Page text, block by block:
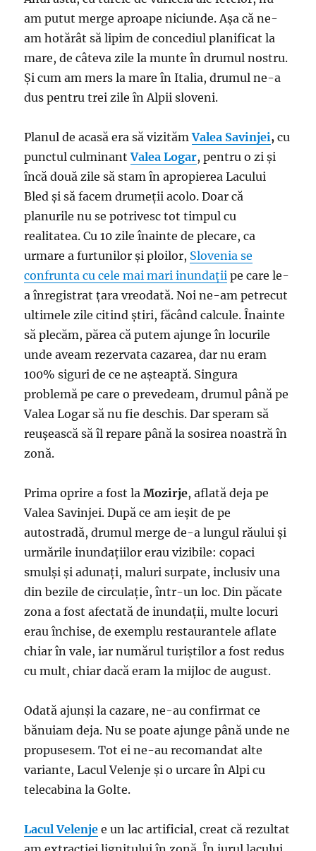
am putut merge aproape niciunde. Așa că ne-
am hotărât să lipim de concediul planificat la
mare, de câteva zile la munte în drumul nostru.
Și cum am mers la mare în Italia, drumul ne-a
dus pentru trei zile în Alpii sloveni.
Planul de acasă era să vizitămValea Savinjei, cu
punctul culminantValea Logar, pentru o zi și
încă două zile să stam în apropierea Lacului
Bled și să facem drumeții acolo. Doar că
planurile nu se potrivesc tot timpul cu
realitatea. Cu 10 zile înainte de plecare, ca
urmare a furtunilor și ploilor, Slovenia se
confrunta cu cele mai mari inundații pe care le-
a înregistrat țara vreodată. Noi ne-am petrecut
ultimele zile citind știri, făcând calcule. Înainte
să plecăm, părea că putem ajunge în locurile
unde aveam rezervata cazarea, dar nu eram
100% siguri de ce ne așteaptă. Singura
problemă pe care o prevedeam, drumul până pe
Valea Logar să nu fie deschis. Dar speram să
reușească să îl repare până la sosirea noastră în
zonă.
Prima oprire a fost laMozirje, aflată deja pe
Valea Savinjei. După ce am ieșit de pe
autostradă, drumul merge de-a lungul răului și
urmările inundațiilor erau vizibile: copaci
smulși și adunați, maluri surpate, inclusiv una
din bezile de circulație, într-un loc. Din păcate
zona a fost afectată de inundații, multe locuri
erau închise, de exemplu restaurantele aflate
chiar în vale, iar numărul turiștilor a fost redus
cu mult, chiar dacă eram la mijloc de august.
Odată ajunși la cazare, ne-au confirmat ce
bănuiam deja. Nu se poate ajunge până unde ne
propusesem. Tot ei ne-au recomandat alte
variante, Lacul Velenje și o urcare în Alpi cu
telecabina la Golte.
Lacul Velenje e un lac artificial, creat că rezultat